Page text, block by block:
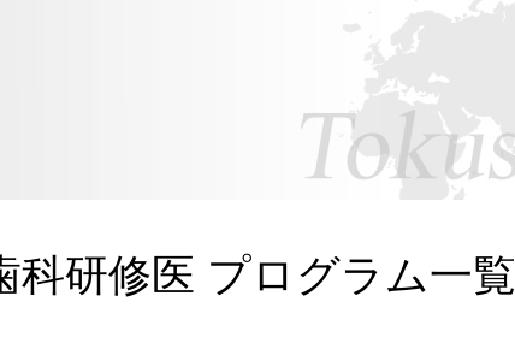
科研修医 プログラム一覧